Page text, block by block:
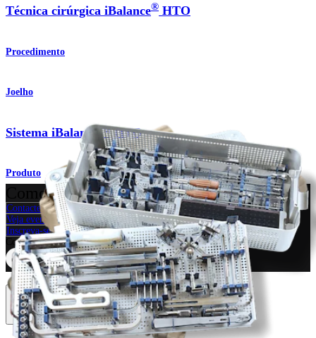
Técnica cirúrgica iBalance® HTO
Procedimento
Joelho
Sistema iBalance™ HTO
Produto
Como podemos ajudar?
Contacte um representante
Veja eventos, laboratórios e oportunidades educacionais
Inscreva-se para receber: O que há de novo na Arthrex?
Conecte-se conosco
Procedimento